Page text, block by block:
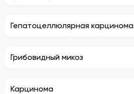
Гепатоцеллюлярная карцинома
Грибовидный микоз
Карцинома